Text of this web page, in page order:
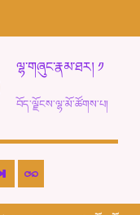
15. ཤམ་པ་ལ་ཡི་སྲས་མོ།
16. ལྷ་བུ་དར་བུ།
ལྷ་གཞུང་རྣམ་ཐར། ༡
བོད་ལྗོངས་ལྷ་མོ་ཚོགས་པ།